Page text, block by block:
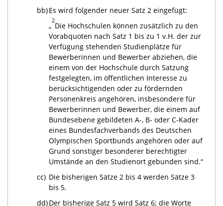
bb)Es wird folgender neuer Satz 2 eingefügt:
„
2
Die Hochschulen können zusätzlich zu den
Vorabquoten nach Satz 1 bis zu 1 v.H. der zur
Verfügung stehenden Studienplätze für
Bewerberinnen und Bewerber abziehen, die
einem von der Hochschule durch Satzung
festgelegten, im öffentlichen Interesse zu
berücksichtigenden oder zu fördernden
Personenkreis angehören, insbesondere für
Bewerberinnen und Bewerber, die einem auf
Bundesebene gebildeten A-, B- oder C-Kader
eines Bundesfachverbands des Deutschen
Olympischen Sportbunds angehören oder auf
Grund sonstiger besonderer berechtigter
Umstände an den Studienort gebunden sind.“
cc) Die bisherigen Sätze 2 bis 4 werden Sätze 3
bis 5.
dd)Der bisherige Satz 5 wird Satz 6; die Worte